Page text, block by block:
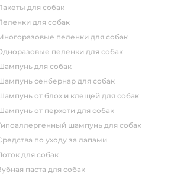
пакеты для собак
пеленки для собак
многоразовые пеленки для собак
одноразовые пеленки для собак
шампунь для собак
шампунь сенбернар для собак
шампунь от блох и клещей для собак
шампунь от перхоти для собак
гипоаллергенный шампунь для собак
средства по уходу за лапами
лоток для собак
зубная паста для собак